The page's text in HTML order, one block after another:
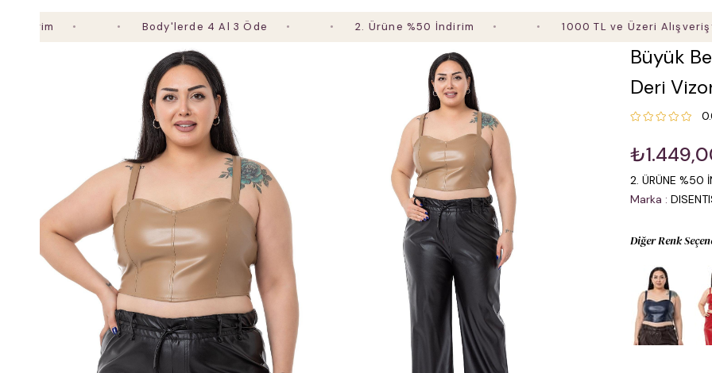
Body'lerde 4 Al 3 Öde 2. Ürüne %50 İndirim 1000 TL ve Üzeri Alışverişte
Büyük
Deri
2. ÜRÜNE %50
Marka :
Diğer Renk